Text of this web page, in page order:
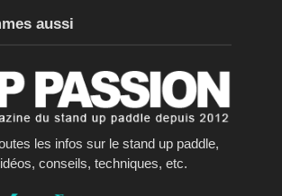
aussi
les infos sur le stand up paddle,
conseils, techniques, etc.